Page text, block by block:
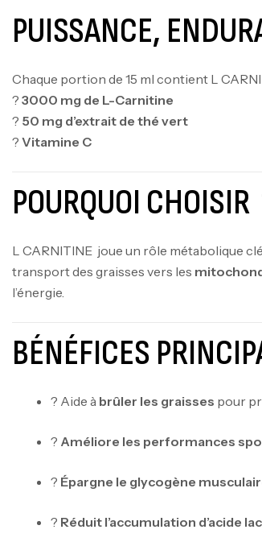
PUISSANCE,
Chaque portion de 15 ml contient L
? 3000 mg de L-Carnitine
? 50 mg d’extrait de thé vert
? Vitamine C
POURQUOI CHOISIR
L CARNITINE joue un rôle métabolique
transport des graisses vers les
l’énergie.
BÉNÉFICES
? Aide à brûler les graisses pour
? Améliore les performances
? Épargne le glycogène
? Réduit l’accumulation d’acide